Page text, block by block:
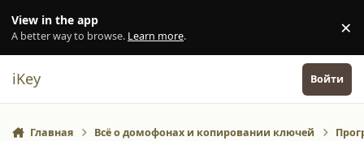
View in the app
A better way to browse. Learn more. ×
iKey Войти
Главная Всё о домофонах и копировании ключей